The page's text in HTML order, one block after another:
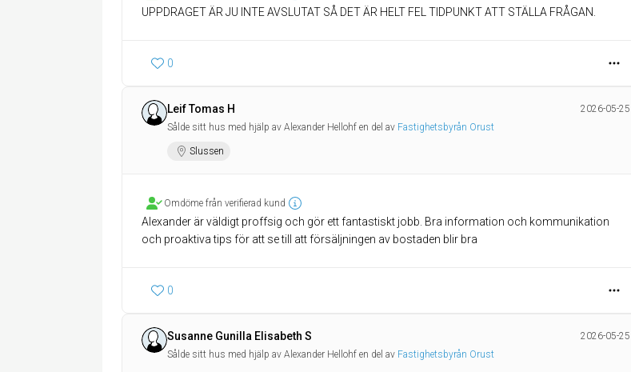
UPPDRAGET ÄR JU INTE AVSLUTAT SÅ DET ÄR HELT FEL TIDPUNKT ATT STÄLLA FRÅGAN.
0
Leif Tomas H
2026-05-25
Sålde sitt hus med hjälp av Alexander Hellohf en del av Fastighetsbyrån Orust
Slussen
Omdöme från verifierad kund
Alexander är väldigt proffsig och gör ett fantastiskt jobb. Bra information och kommunikation
och proaktiva tips för att se till att försäljningen av bostaden blir bra
0
Susanne Gunilla Elisabeth S
2026-05-25
Sålde sitt hus med hjälp av Alexander Hellohf en del av Fastighetsbyrån Orust